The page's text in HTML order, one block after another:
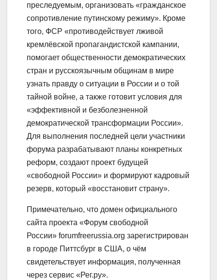
преследуемым, организовать «гражданское
сопротивление путинскому режиму». Кроме
того, ФСР «противодействует лживой
кремлёвской пропагандистской кампании,
помогает общественности демократических
стран и русскоязычным общинам в мире
узнать правду о ситуации в России и о той
тайной войне, а также готовит условия для
«эффективной и безболезненной
демократической трансформации России».
Для выполнения последней цели участники
форума разрабатывают планы конкретных
реформ, создают проект будущей
«свободной России» и формируют кадровый
резерв, который «восстановит страну».
Примечательно, что домен официального
сайта проекта «Форум свободной
России» forumfreerussia.org зарегистрирован
в городе Питтсбург в США, о чём
свидетельствует информация, полученная
через сервис «Рег.ру».